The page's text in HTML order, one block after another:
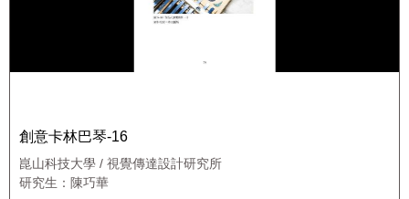
創意卡林巴琴-16
崑山科技大學 / 視覺傳達設計研究所
研究生：陳巧華